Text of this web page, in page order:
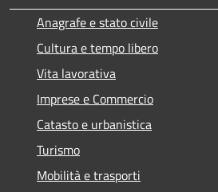
Anagrafe e stato civile
Cultura e tempo libero
Vita lavorativa
Imprese e Commercio
Catasto e urbanistica
Turismo
Mobilità e trasporti